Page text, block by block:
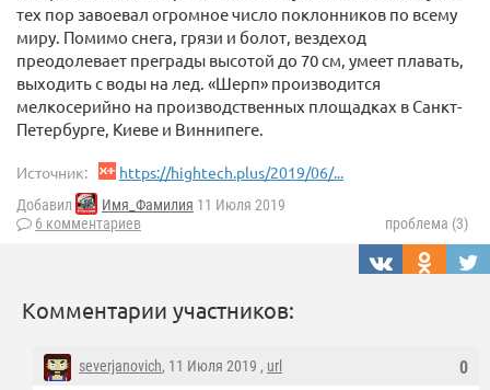
тех пор завоевал огромное число поклонников по всему
миру. Помимо снега, грязи и болот, вездеход
преодолевает преграды высотой до 70 см, умеет плавать,
выходить с воды на лед. «Шерп» производится
мелкосерийно на производственных площадках в Санкт-
Петербурге, Киеве и Виннипеге.
Источник: https://hightech.plus/2019/06/...
Добавил Имя_Фамилия 11 Июля 2019
6 комментариев
проблема (3)
Комментарии участников:
0
severjanovich, 11 Июля 2019 , url